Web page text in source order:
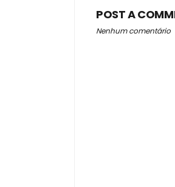
POST A
Nenhum comentário